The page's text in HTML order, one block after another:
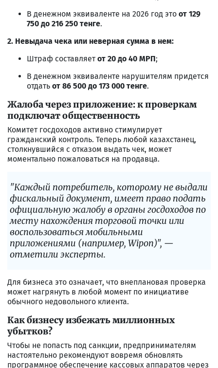
В денежном эквиваленте на 2026 год это от 129
750 до 216 250 тенге.
2. Невыдача чека или неверная сумма в нем:
Штраф составляетот 20 до 40 МРП;
В денежном эквиваленте нарушителям придется
отдать от 86 500 до 173 000 тенге.
Жалоба через приложение: к проверкам
подключат общественность
Комитет госдоходов активно стимулирует
гражданский контроль. Теперь любой казахстанец,
столкнувшийся с отказом выдать чек, может
моментально пожаловаться на продавца.
"Каждый потребитель, которому не выдали
фискальный документ, имеет право подать
официальную жалобу в органы госдоходов по
месту нахождения торговой точки или
воспользоваться мобильными
приложениями (например, Wipon)", —
отметили эксперты.
Для бизнеса это означает, что внеплановая проверка
может нагрянуть в любой момент по инициативе
обычного недовольного клиента.
Как бизнесу избежать миллионных
убытков?
Чтобы не попасть под санкции, предпринимателям
настоятельно рекомендуют вовремя обновлять
программное обеспечение кассовых аппаратов через